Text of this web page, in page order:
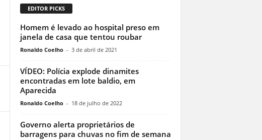
EDITOR PICKS
Homem é levado ao hospital preso em
janela de casa que tentou roubar
Ronaldo Coelho - 3 de abril de 2021
VÍDEO: Polícia explode dinamites
encontradas em lote baldio, em
Aparecida
Ronaldo Coelho - 18 de julho de 2022
Governo alerta proprietários de
barragens para chuvas no fim de semana